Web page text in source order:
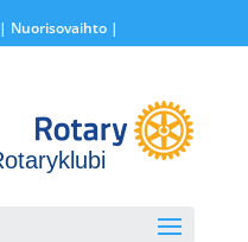
Nuorisovaihto|